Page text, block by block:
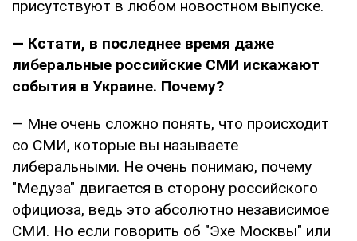
присутствуют в любом новостном выпуске.
— Кстати, в последнее время даже
либеральные российские СМИ искажают
события в Украине. Почему?
— Мне очень сложно понять, что происходит
со СМИ, которые вы называете
либеральными. Не очень понимаю, почему
"Медуза" двигается в сторону российского
официоза, ведь это абсолютно независимое
СМИ. Но если говорить об "Эхе Москвы" или